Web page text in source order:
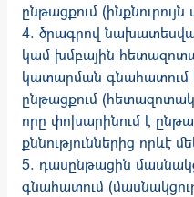
ընթացքում
4. ծրագրով
կամ խմբային
կատարման գնահատում
ընթացքում
որը փոխարինում է
քննություններից որևէ
5. դասընթացին
գնահատում